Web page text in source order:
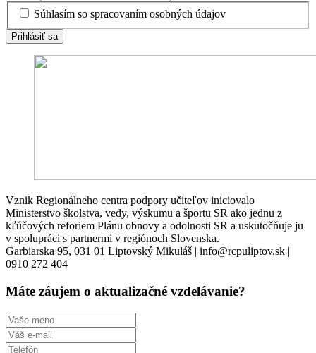
Súhlasím so spracovaním osobných údajov
Prihlásiť sa
Vznik Regionálneho centra podpory učiteľov iniciovalo
Ministerstvo školstva, vedy, výskumu a športu SR ako jednu z
kľúčových reforiem Plánu obnovy a odolnosti SR a uskutočňuje ju
v spolupráci s partnermi v regiónoch Slovenska.
Garbiarska 95, 031 01 Liptovský Mikuláš | info@rcpuliptov.sk |
0910 272 404
Máte záujem o aktualizačné vzdelávanie?